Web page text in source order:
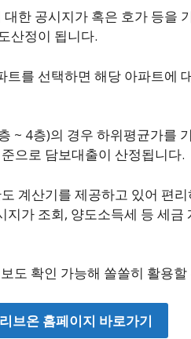
한 공시지가 혹은 호가 등을
산정이 됩니다.
트를 선택하면 해당 아파트에
~ 4층)의 경우 하위평균가를
으로 담보대출이 산정됩니다.
계산기를 제공하고 있어 편
가 조회, 양도소득세 등 세금
도 확인 가능해 쏠쏠히 활용할
브온 홈페이지 바로가기